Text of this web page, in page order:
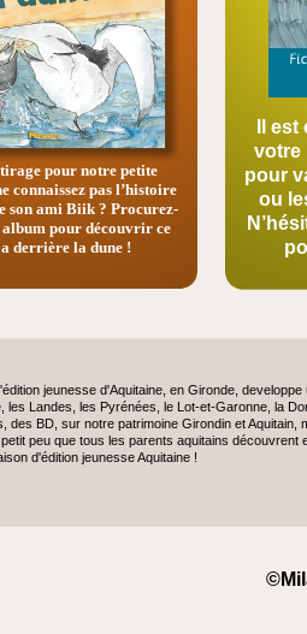
jeunesse d'Aquitaine, en Gironde,
les Landes, les Pyrénées, le Lot-et-Garonne, la
des BD, sur notre patrimoine Girondin et
peu que tous les parents aquitains
d'édition jeunesse Aquitaine !
Il
votre
pour
ou
pour notre petite
connaissez pas l’histoire
son ami Biik ? Procurez-
album pour découvrir ce
derrière la dune !